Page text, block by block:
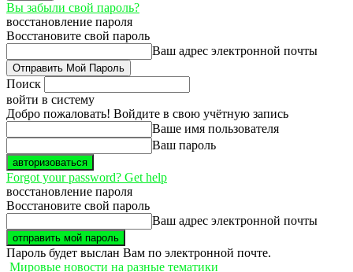
Вы забыли свой пароль?
восстановление пароля
Восстановите свой пароль
Ваш адрес электронной почты
Поиск
войти в систему
Добро пожаловать! Войдите в свою учётную запись
Ваше имя пользователя
Ваш пароль
Forgot your password? Get help
восстановление пароля
Восстановите свой пароль
Ваш адрес электронной почты
Пароль будет выслан Вам по электронной почте.
Мировые новости на разные тематики